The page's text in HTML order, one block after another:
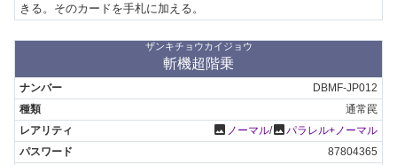
きる。そのカードを手札に加える。
ザンキチョウカイジョウ
斬機超階乗
DBMF-JP012
通常罠
photo ノーマル/photoパラレル+ノーマル
87804365